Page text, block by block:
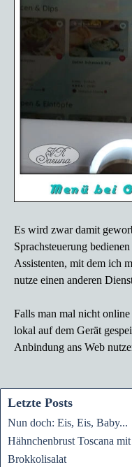
Es wird zwar damit
Sprachsteuerung
Assistenten, mit dem ich
nutze einen anderen
Falls man mal nicht
lokal auf dem Gerät
Anbindung ans Web
Letzte Posts
Nun doch: Eis, Eis, Baby...
Hähnchenbrust Toscana
Brokkolisalat